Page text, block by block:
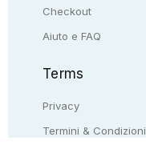
Checkout
Aiuto e FAQ
Terms
Privacy
Termini & Condizioni